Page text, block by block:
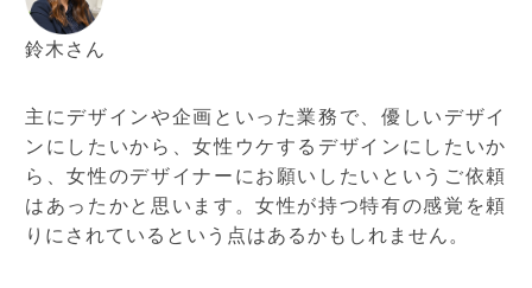
鈴木さん
主にデザインや企画といった業務で、優しいデザイ
ンにしたいから、女性ウケするデザインにしたいか
ら、女性のデザイナーにお願いしたいというご依頼
はあったかと思います。女性が持つ特有の感覚を頼
りにされているという点はあるかもしれません。